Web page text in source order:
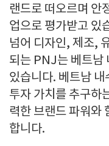
랜드로 떠오르며 안
업으로 평가받고 있
넘어 디자인, 제조,
되는 PNJ는 베트남
있습니다. 베트남 내
투자 가치를 추구하
력한 브랜드 파워와
합니다.